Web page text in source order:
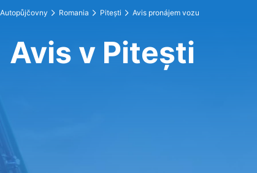
Autopůjčovny Romania Pitești Avis pronájem vozu
Avis v Pitești